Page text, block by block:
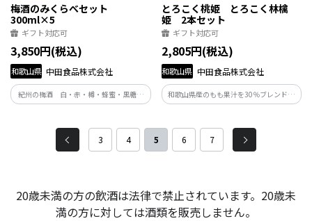
梅酒のみくらべセット
300ml×5
ギフト対応可
3,850円(税込)
和歌山県 中田食品株式会社
紀州の梅酒 白・赤・樽・蜂蜜・黒糖の
300mlを5本セットにしました。
とろこく桃姫 とろこく林檎
姫 2本セット
ギフト対応可
2,805円(税込)
和歌山県 中田食品株式会社
和歌山県産のもも果汁を30％ブレンドし
たとってもフルティーな梅酒と国産のり
さの梅酒の2本セットになります。
3 4 5 6 7
20歳未満の方の飲酒は法律で禁止されています。20歳未
満の方に対しては酒類を販売しません。